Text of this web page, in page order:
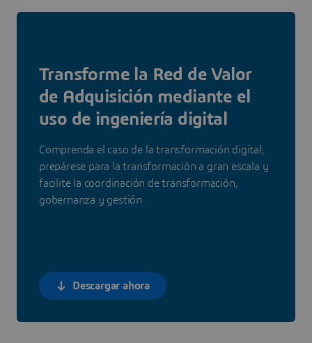
Transforme la Red de Valor
de Adquisición mediante el
uso de ingeniería digital
Comprenda el caso de la transformación digital,
prepárese para la transformación a gran escala y
facilite la coordinación de transformación,
gobernanza y gestión
Descargar ahora